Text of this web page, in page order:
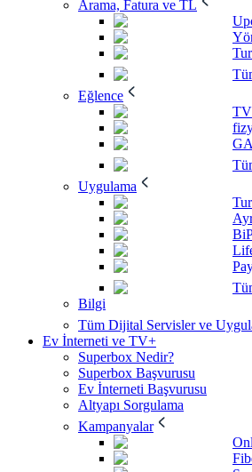
Arama, Fatura ve TL
Eğlence
Uygulama
Bilgi
Tüm Dijital Servisler ve
Ev İnterneti ve TV+
Superbox Nedir?
Superbox Başvurusu
Ev İnterneti Başvurusu
Altyapı Sorgulama
Kampanyalar